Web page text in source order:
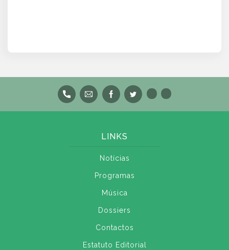
LINKS
Notícias
Programas
Música
Dossiers
Contactos
Estatuto Editorial